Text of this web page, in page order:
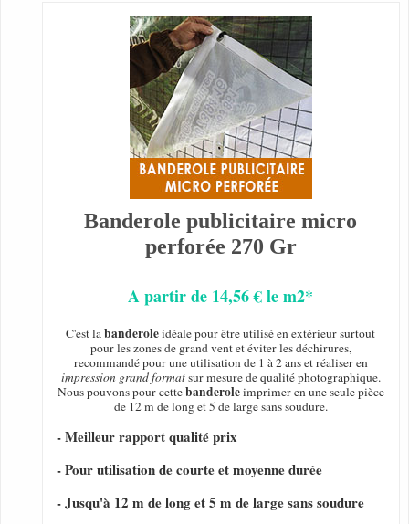
Banderole publicitaire micro
perforée 270 Gr
A partir de 14,56 € le m2*
C'est labanderoleidéale pour être utilisé en extérieur surtout
pour les zones de grand vent et éviter les déchirures,
recommandé pour une utilisation de 1 à 2 ans et réaliser en
impression grand formatsur mesure de qualité photographique.
Nous pouvons pour cettebanderoleimprimer en une seule pièce
de 12 m de long et 5 de large sans soudure.
- Meilleur rapport qualité prix
- Pour utilisation de courte et moyenne durée
- Jusqu'à 12 m de long et 5 m de large sans soudure